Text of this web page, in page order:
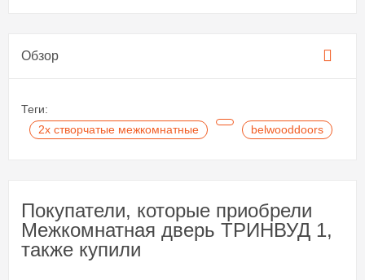
Обзор
Теги:
2х створчатые межкомнатные
belwooddoors
Покупатели, которые приобрели
Межкомнатная дверь ТРИНВУД 1,
также купили